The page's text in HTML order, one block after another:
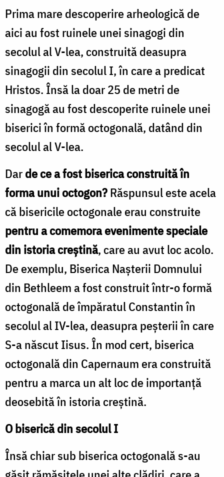
Prima mare descoperire arheologică de
aici au fost ruinele unei sinagogi din
secolul al V-lea, construită deasupra
sinagogii din secolul I, în care a predicat
Hristos. Însă la doar 25 de metri de
sinagogă au fost descoperite ruinele unei
biserici în formă octogonală, datând din
secolul al V-lea.
Darde ce a fost biserica construită în
forma unui octogon?Răspunsul este acela
că bisericile octogonale erau construite
pentru a comemora evenimente speciale
din istoria creștină, care au avut loc acolo.
De exemplu, Biserica Nașterii Domnului
din Bethleem a fost construit într-o formă
octogonală de împăratul Constantin în
secolul al IV-lea, deasupra peșterii în care
S-a născut Iisus. În mod cert, biserica
octogonală din Capernaum era construită
pentru a marca un alt loc de importanță
deosebită în istoria creștină.
O biserică din secolul I
Însă chiar sub biserica octogonală s-au